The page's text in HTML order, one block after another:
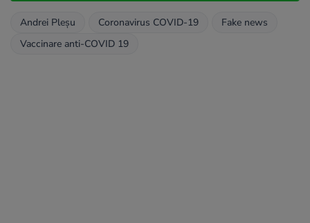
Andrei Pleşu Coronavirus COVID-19
Fake news
Vaccinare anti-COVID 19